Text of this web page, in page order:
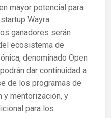
mayor potencial para
Wayra.
ganadores serán
ecosistema de
denominado Open
dar continuidad a
de los programas de
y mentorización, y
para los